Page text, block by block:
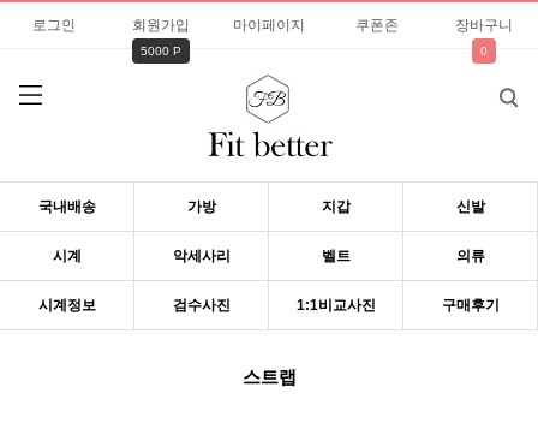
로그인 회원가입
5000 P
마이페이지 쿠폰존 장바구니
0
국내배송 가방 지갑 신발
시계 악세사리 벨트 의류
시계정보 검수사진 1:1비교사진 구매후기
스트랩